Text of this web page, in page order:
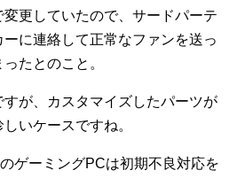
更していたので、サードパーテ
に連絡して正常なファンを送っ
たとのこと。
が、カスタマイズしたパーツが
いケースですね。
ゲーミングPCは初期不良対応を